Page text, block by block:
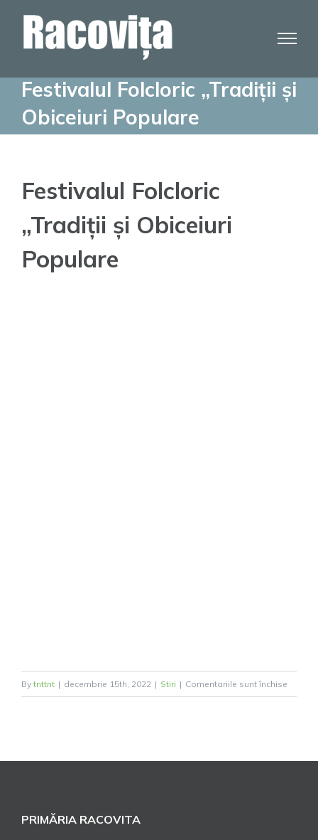
Festivalul Folcloric „Tradiții și
Obiceiuri Populare
Festivalul Folcloric
„Tradiții și Obiceiuri
Populare
By tnttnt | decembrie 15th, 2022 | Stiri | Comentariile sunt închise
PRIMĂRIA RACOVITA